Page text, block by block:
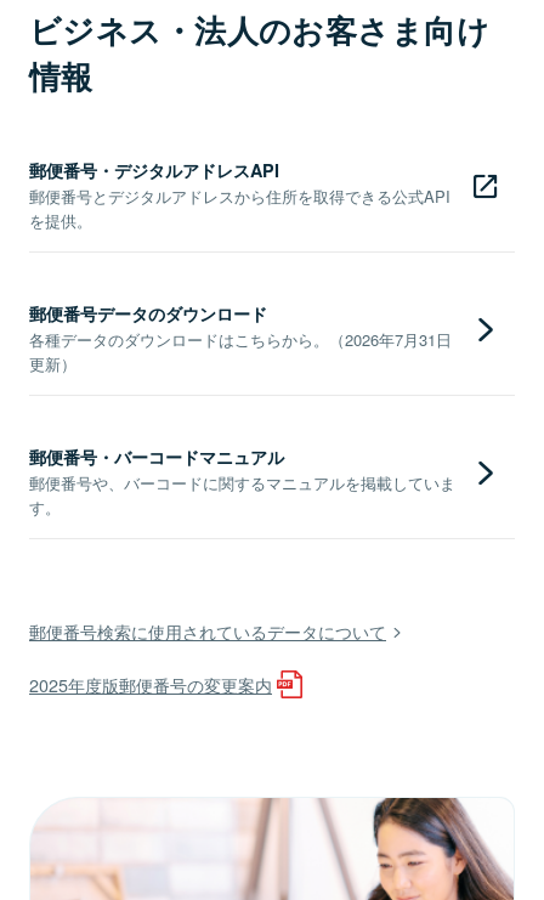
ビジネス・法人のお客さま向け
情報
郵便番号・デジタルアドレスAPI
郵便番号とデジタルアドレスから住所を取得できる公式API
を提供。
郵便番号データのダウンロード
各種データのダウンロードはこちらから。（2026年7月31日
更新）
郵便番号・バーコードマニュアル
郵便番号や、バーコードに関するマニュアルを掲載していま
す。
郵便番号検索に使用されているデータについて
2025年度版郵便番号の変更案内